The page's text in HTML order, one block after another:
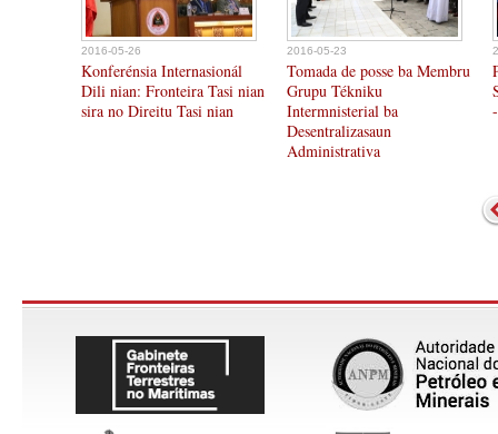
2016-05-26
Konferénsia Internasionál
Dili nian: Fronteira Tasi nian
sira no Direitu Tasi nian
2016-05-23
Tomada de posse ba Membru
Grupu Tékniku
Intermnisterial ba
Desentralizasaun
Administrativa